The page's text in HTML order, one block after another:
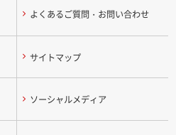
よくあるご質問・お問い合わせ
サイトマップ
ソーシャルメディア